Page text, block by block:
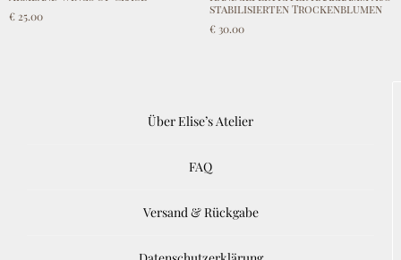
€ 25.00
stabilisierten Trockenblumen
€ 30.00
Über Elise’s Atelier
FAQ
Versand & Rückgabe